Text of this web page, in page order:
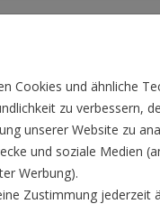
Cookies und ähnliche
zu verbessern,
unserer Website zu
und soziale Medien
Werbung).
Zustimmung jederzeit
Euch auch